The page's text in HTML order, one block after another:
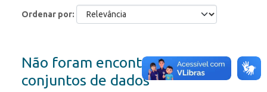
Ordenar por
Não foram encontrados
conjuntos de dados